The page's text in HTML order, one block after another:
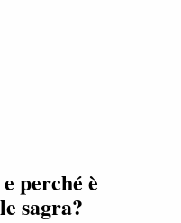
perché è
sagra?